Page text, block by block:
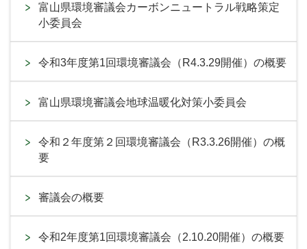
富山県環境審議会カーボンニュートラル戦略策定
小委員会
令和3年度第1回環境審議会（R4.3.29開催）の概要
富山県環境審議会地球温暖化対策小委員会
令和２年度第２回環境審議会（R3.3.26開催）の概
要
審議会の概要
令和2年度第1回環境審議会（2.10.20開催）の概要